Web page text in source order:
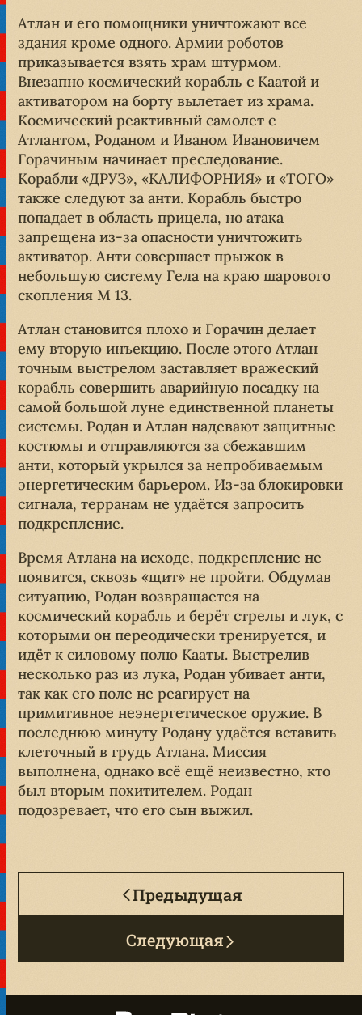
Атлан и его помощники уничтожают все
здания кроме одного. Армии роботов
приказывается взять храм штурмом.
Внезапно космический корабль с Каатой и
активатором на борту вылетает из храма.
Космический реактивный самолет с
Атлантом, Роданом и Иваном Ивановичем
Горачиным начинает преследование.
Корабли «ДРУЗ», «КАЛИФОРНИЯ» и «ТОГО»
также следуют за анти. Корабль быстро
попадает в область прицела, но атака
запрещена из-за опасности уничтожить
активатор. Анти совершает прыжок в
небольшую систему Гела на краю шарового
скопления M 13.
Атлан становится плохо и Горачин делает
ему вторую инъекцию. После этого Атлан
точным выстрелом заставляет вражеский
корабль совершить аварийную посадку на
самой большой луне единственной планеты
системы. Родан и Атлан надевают защитные
костюмы и отправляются за сбежавшим
анти, который укрылся за непробиваемым
энергетическим барьером. Из-за блокировки
сигнала, терранам не удаётся запросить
подкрепление.
Время Атлана на исходе, подкрепление не
появится, сквозь «щит» не пройти. Обдумав
ситуацию, Родан возвращается на
космический корабль и берёт стрелы и лук, с
которыми он переодически тренируется, и
идёт к силовому полю Кааты. Выстрелив
несколько раз из лука, Родан убивает анти,
так как его поле не реагирует на
примитивное неэнергетическое оружие. В
последнюю минуту Родану удаётся вставить
клеточный в грудь Атлана. Миссия
выполнена, однако всё ещё неизвестно, кто
был вторым похитителем. Родан
подозревает, что его сын выжил.
Предыдущая
Следующая